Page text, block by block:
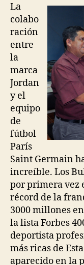
La
colabo
ración
entre
la
marca
Jordan
y el
equipo
de
fútbol
París
Saint Germain
increíble. Los
por primera vez
récord de la
3000 millones
la lista Forbes
deportista
más ricas de
aparecido en la